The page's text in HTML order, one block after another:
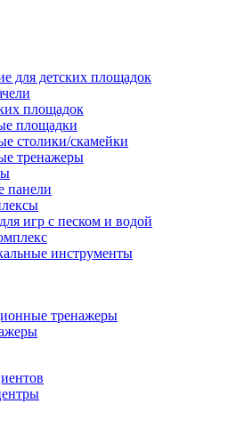
для детских площадок
площадок
площадки
столики/скамейки
тренажеры
панели
игр с песком и водой
инструменты
тренажеры